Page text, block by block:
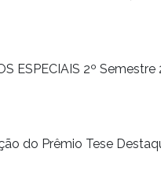
ESPECIAIS 2º
do Prêmio Tese